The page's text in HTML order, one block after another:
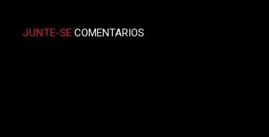
JUNTE-SE COMENTARIOS